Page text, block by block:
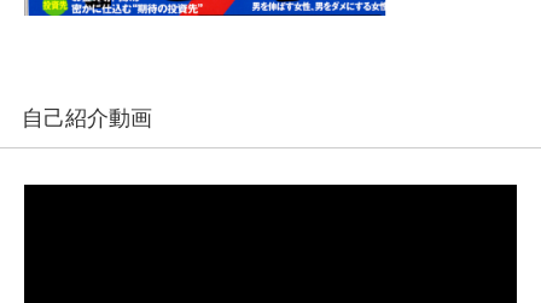
自己紹介動画